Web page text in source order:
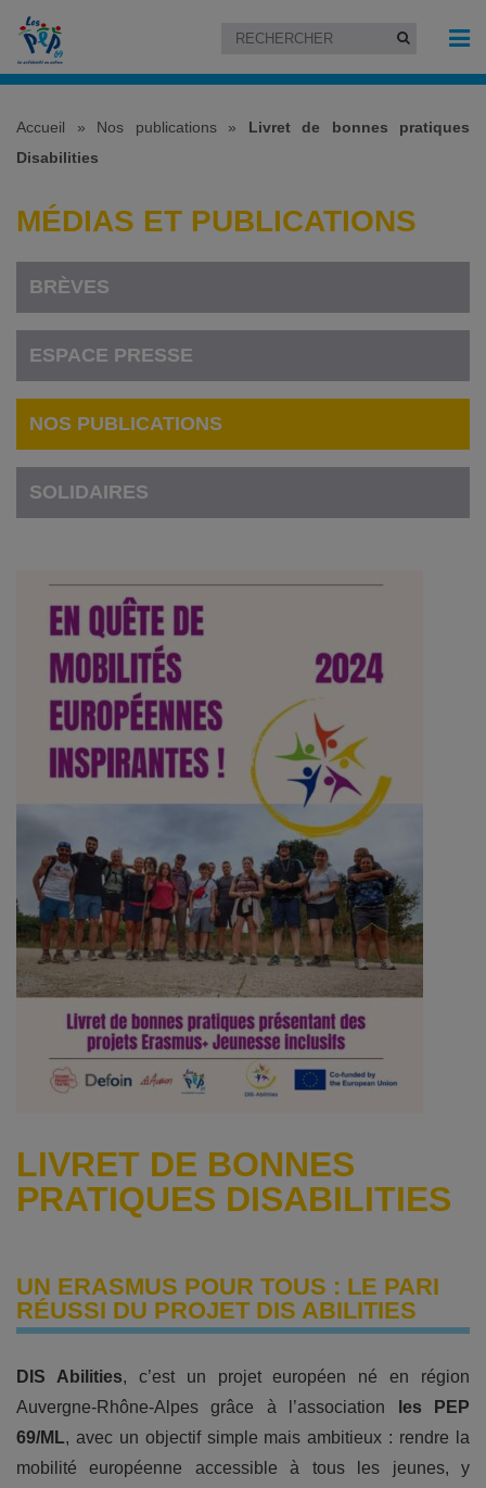
Accueil » Nos publications» Livret de bonnes pratiques
Disabilities
MÉDIAS ET PUBLICATIONS
BRÈVES
ESPACE PRESSE
NOS PUBLICATIONS
SOLIDAIRES
LIVRET DE BONNES
PRATIQUES DISABILITIES
UN ERASMUS POUR TOUS : LE PARI
RÉUSSI DU PROJET DIS ABILITIES
DIS Abilities, c’est un projet européen né en région
Auvergne-Rhône-Alpes grâce à l’association
les PEP
69/ML, avec un objectif simple mais ambitieux : rendre la
mobilité européenne accessible à tous les jeunes, y